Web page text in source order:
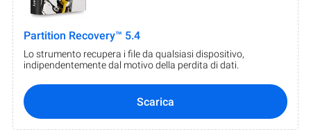
Partition Recovery™ 5.4
Lo strumento recupera i file da qualsiasi dispositivo,
indipendentemente dal motivo della perdita di dati.
Scarica